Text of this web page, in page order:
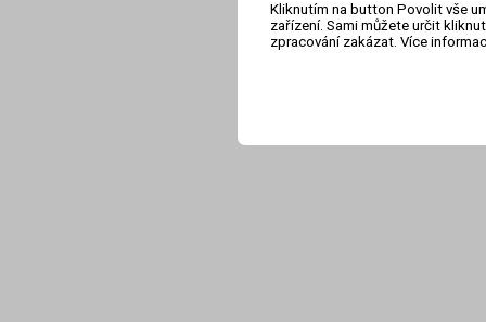
Kliknutím na button Povolit vše
zařízení. Sami můžete určit
zpracování zakázat. Více